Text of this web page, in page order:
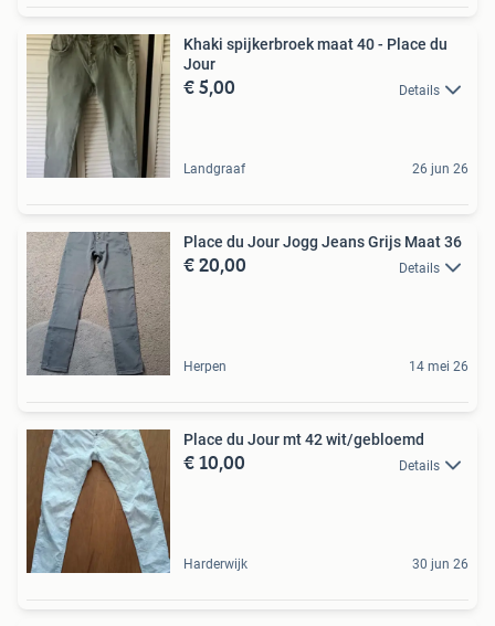
Khaki spijkerbroek maat 40 - Place du
Jour
€ 5,00 Details
Landgraaf 26 jun 26
Place du Jour Jogg Jeans Grijs Maat 36
€ 20,00 Details
Herpen 14 mei 26
Place du Jour mt 42 wit/gebloemd
€ 10,00 Details
Harderwijk 30 jun 26